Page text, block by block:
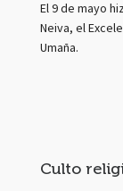
El 9 de mayo
Neiva, el
Umaña.
Culto